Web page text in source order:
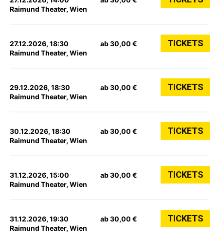
Raimund Theater, Wien
27.12.2026, 18:30
Raimund Theater, Wien
ab 30,00 € TICKETS
29.12.2026, 18:30
Raimund Theater, Wien
ab 30,00 € TICKETS
30.12.2026, 18:30
Raimund Theater, Wien
ab 30,00 € TICKETS
31.12.2026, 15:00
Raimund Theater, Wien
ab 30,00 € TICKETS
31.12.2026, 19:30
Raimund Theater, Wien
ab 30,00 € TICKETS